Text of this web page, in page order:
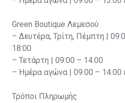
Green Boutique Λεμεσού
– Δευτέρα, Τρίτη, Πέμπτη |
18:00
– Τετάρτη | 09:00 – 14:00
– Ημέρα αγώνα | 09:00 – 14:00
Τρόποι Πληρωμής